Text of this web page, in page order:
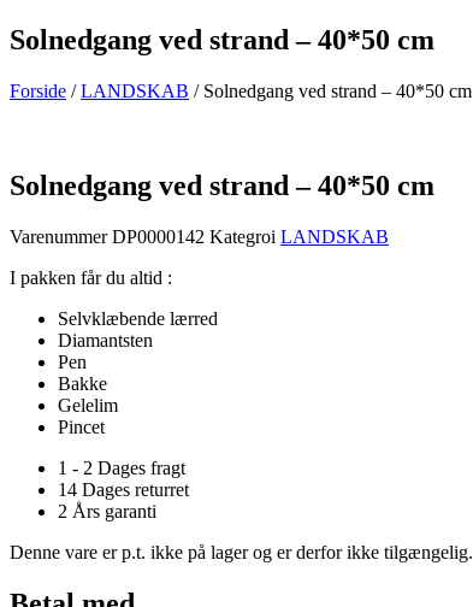
Solnedgang ved strand – 40*50 cm
Forside /LANDSKAB / Solnedgang ved strand – 40*50 cm
Solnedgang ved strand – 40*50 cm
VarenummerDP0000142 Kategroi LANDSKAB
I pakken får du altid :
Selvklæbende lærred
Diamantsten
Pen
Bakke
Gelelim
Pincet
1 - 2 Dages fragt
14 Dages returret
2 Års garanti
Denne vare er p.t. ikke på lager og er derfor ikke tilgængelig.